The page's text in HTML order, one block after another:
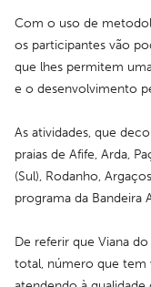
Com o uso de
os participantes vão
que lhes permitem
e o desenvolvimento
As atividades, que
praias de Afife, Arda,
(Sul), Rodanho,
programa da Bandeira
De referir que Viana
total, número que tem